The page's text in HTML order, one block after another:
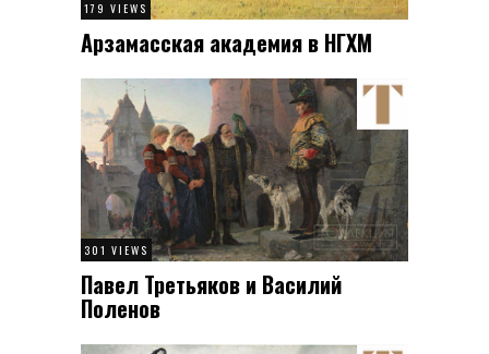
179 VIEWS
Арзамасская академия в НГХМ
301 VIEWS
Павел Третьяков и Василий
Поленов